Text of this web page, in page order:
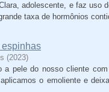
adolescente, e faz uso
taxa de hormônios
espinhas
(2023)
a pele do nosso cliente
o emoliente e